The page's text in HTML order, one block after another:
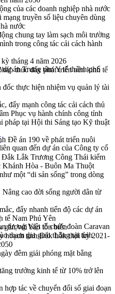
của các doanh nghiệp nhà nước
truyền số liệu chuyên dùng
nước
chung tay làm sạch môi trường
trong công tác cải cách hành
tháng 4 năm 2026
thúc đẩy phát triển nền kinh tế
đốc thực hiện nhiệm vụ quản lý tài
đẩy mạnh công tác cải cách thủ
Phục vụ hành chính công tỉnh
tại Hội thi Sáng tạo Kỹ thuật
Đề án 190 về phát triển nuôi
Lắk Trương Công Thái kiểm
Khánh Hòa - Buôn Ma Thuột
một “di sản sống” trong dòng
cao đời sống người dân từ
đẩy nhanh tiến độ các dự án
tế Nam Phú Yên
gắn với bảo tồn biển
hoạch tỉnh Đắk Lắk thời kỳ 2021-
đêm giải phóng mặt bằng
trưởng kinh tế từ 10% trở lên
tác về chuyển đổi số giai đoạn
án Trung tâm Y tế thành phố
quan đến dự án của Công ty cổ
tượng Việt tổ chức đoàn Caravan
tham gia giao thông tại tỉnh